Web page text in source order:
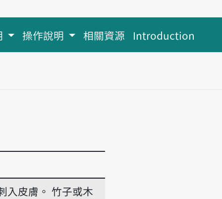
操作說明 相關資源 Introduction
入皮膚。 竹子或木